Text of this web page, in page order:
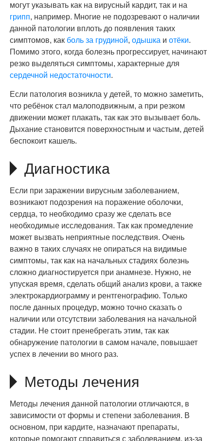
могут указывать как на вирусный кардит, так и на
грипп, например. Многие не подозревают о наличии
данной патологии вплоть до появления таких
симптомов, как боль за грудиной, одышка и отёки.
Помимо этого, когда болезнь прогрессирует, начинают
резко выделяться симптомы, характерные для
сердечной недостаточности.
Если патология возникла у детей, то можно заметить,
что ребёнок стал малоподвижным, а при резком
движении может плакать, так как это вызывает боль.
Дыхание становится поверхностным и частым, детей
беспокоит кашель.
Диагностика
Если при заражении вирусным заболеванием,
возникают подозрения на поражение оболочки,
сердца, то необходимо сразу же сделать все
необходимые исследования. Так как промедление
может вызвать неприятные последствия. Очень
важно в таких случаях не опираться на видимые
симптомы, так как на начальных стадиях болезнь
сложно диагностируется при анамнезе. Нужно, не
упуская время, сделать общий анализ крови, а также
электрокардиограмму и рентгенографию. Только
после данных процедур, можно точно сказать о
наличии или отсутствии заболевания на начальной
стадии. Не стоит пренебрегать этим, так как
обнаружение патологии в самом начале, повышает
успех в лечении во много раз.
Методы лечения
Методы лечения данной патологии отличаются, в
зависимости от формы и степени заболевания. В
основном, при кардите, назначают препараты,
которые помогают справиться с заболеванием, из-за